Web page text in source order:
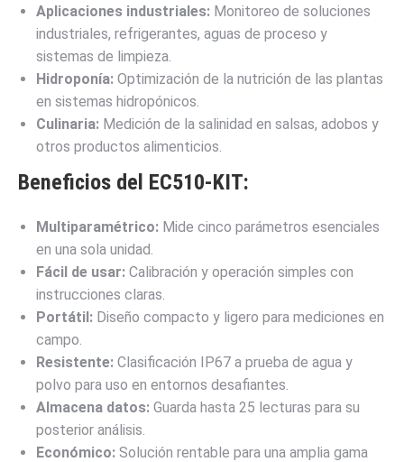
Aplicaciones industriales: Monitoreo de soluciones
industriales, refrigerantes, aguas de proceso y
sistemas de limpieza.
Hidroponía: Optimización de la nutrición de las plantas
en sistemas hidropónicos.
Culinaria: Medición de la salinidad en salsas, adobos y
otros productos alimenticios.
Beneficios del EC510-KIT:
Multiparamétrico: Mide cinco parámetros esenciales
en una sola unidad.
Fácil de usar: Calibración y operación simples con
instrucciones claras.
Portátil: Diseño compacto y ligero para mediciones en
campo.
Resistente: Clasificación IP67 a prueba de agua y
polvo para uso en entornos desafiantes.
Almacena datos: Guarda hasta 25 lecturas para su
posterior análisis.
Económico: Solución rentable para una amplia gama